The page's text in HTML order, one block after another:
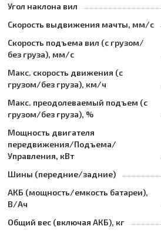
Угол наклона вил
Скорость выдвижения мачты, мм/с
Скорость подъема вил (с грузом/
без груза), мм/с
Макс. скорость движения (с
грузом/без груза), км/ч
Макс. преодолеваемый подъем (с
грузом/без груза), %
Мощность двигателя
передвижения/Подъема/
Управления, кВт
Шины (передние/задние)
АКБ (мощность/емкость батареи),
В/Ач
Общий вес (включая АКБ), кг